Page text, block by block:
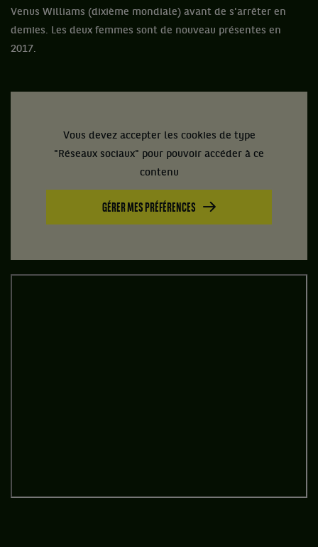
Venus Williams (dixième mondiale) avant de s'arrêter en
demies. Les deux femmes sont de nouveau présentes en
2017.
Vous devez accepter les cookies de type
"Réseaux sociaux" pour pouvoir accéder à ce
contenu
GÉRER MES PRÉFÉRENCES